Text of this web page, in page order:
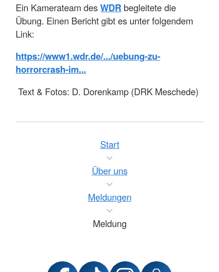
Ein Kamerateam desWDR begleitete die
Übung. Einen Bericht gibt es unter folgendem
Link:
https://www1.wdr.de/.../uebung-zu-
horrorcrash-im...
Text & Fotos: D. Dorenkamp (DRK Meschede)
Start
Über uns
Meldungen
Meldung